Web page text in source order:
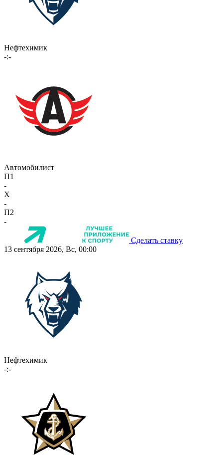
Нефтехимик
-:-
Автомобилист
П1
-
X
-
П2
-
Сделать ставку
13 сентября 2026, Вс, 00:00
Нефтехимик
-:-